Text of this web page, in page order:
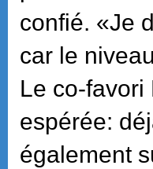
confié. «Je
car le
Le co-favori
espérée:
également